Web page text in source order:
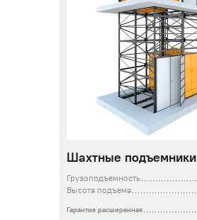
Шахтные подъемники
Грузоподъемность
Высота подъема
Гарантия расширенная